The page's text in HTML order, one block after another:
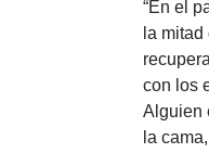
“En el
la
con los
Alguien
la